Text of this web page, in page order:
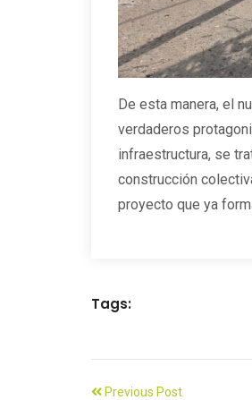
De esta manera, el
verdaderos
infraestructura, se
construcción
proyecto que ya
Tags:
Previous Post